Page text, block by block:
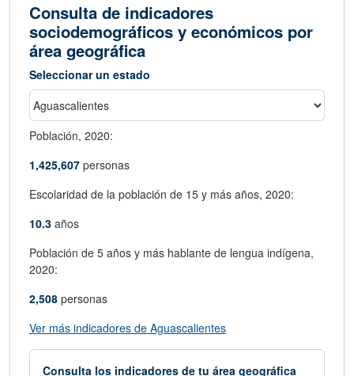
Consulta de indicadores
sociodemográficos y económicos por
área geográfica
Seleccionar un estado
Población, 2020:
1,425,607 personas
Escolaridad de la población de 15 y más años, 2020:
10.3 años
Población de 5 años y más hablante de lengua indígena,
2020:
2,508 personas
Ver más indicadores de Aguascalientesabre en nueva ventana
Consulta los indicadores de tu área geográfica